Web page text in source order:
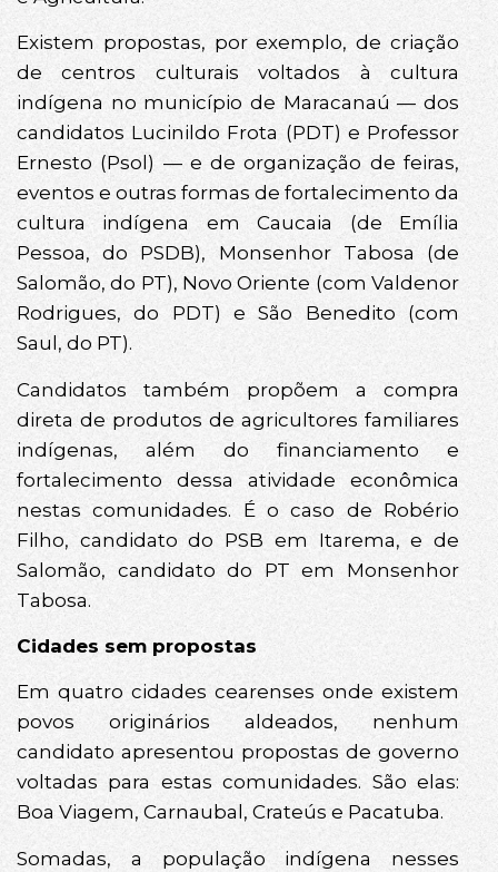
Existem propostas, por exemplo, de criação
de centros culturais voltados à cultura
indígena no município de Maracanaú — dos
candidatos Lucinildo Frota (PDT) e Professor
Ernesto (Psol) — e de organização de feiras,
eventos e outras formas de fortalecimento da
cultura indígena em Caucaia (de Emília
Pessoa, do PSDB), Monsenhor Tabosa (de
Salomão, do PT), Novo Oriente (com Valdenor
Rodrigues, do PDT) e São Benedito (com
Saul, do PT).
Candidatos também propõem a compra
direta de produtos de agricultores familiares
indígenas, além do financiamento e
fortalecimento dessa atividade econômica
nestas comunidades. É o caso de Robério
Filho, candidato do PSB em Itarema, e de
Salomão, candidato do PT em Monsenhor
Tabosa.
Cidades sem propostas
Em quatro cidades cearenses onde existem
povos originários aldeados, nenhum
candidato apresentou propostas de governo
voltadas para estas comunidades. São elas:
Boa Viagem, Carnaubal, Crateús e Pacatuba.
Somadas, a população indígena nesses